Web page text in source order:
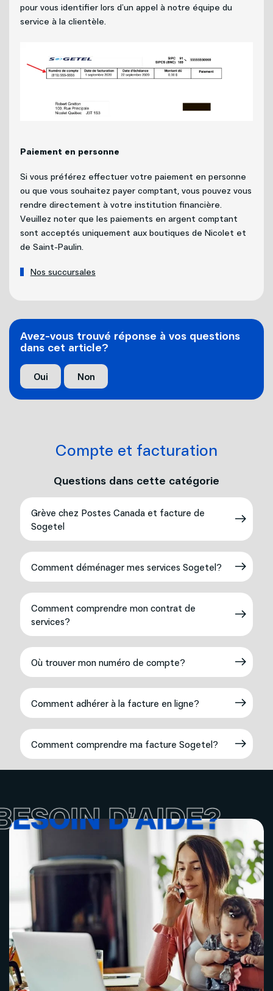
pour vous identifier lors d’un appel à notre équipe du
service à la clientèle.
Paiement en personne
Si vous préférez effectuer votre paiement en personne
ou que vous souhaitez payer comptant, vous pouvez vous
rendre directement à votre institution financière.
Veuillez noter que les paiements en argent comptant
sont acceptés uniquement aux boutiques de Nicolet et
de Saint-Paulin.
Nos succursales
Avez-vous trouvé réponse à vos questions
dans cet article?
Oui Non
Compte et facturation
Questions dans cette catégorie
Grève chez Postes Canada et facture de
Sogetel
Comment déménager mes services Sogetel?
Comment comprendre mon contrat de
services?
Où trouver mon numéro de compte?
Comment adhérer à la facture en ligne?
Comment comprendre ma facture Sogetel?
D’AIDE?
D’AIDE?